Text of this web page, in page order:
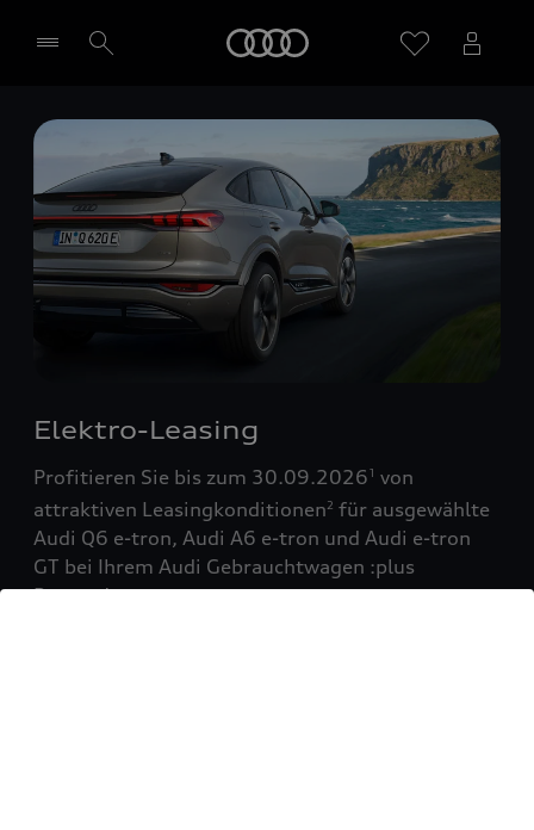
Händler wählen
Elektro-Leasing
Profitieren Sie bis zum 30.09.20261 von
attraktiven Leasingkonditionen2 für ausgewählte
Audi Q6 e-tron, Audi A6 e-tron und Audi e-tron
GT bei Ihrem Audi Gebrauchtwagen :plus
Partner!